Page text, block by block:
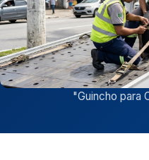
"Guincho para